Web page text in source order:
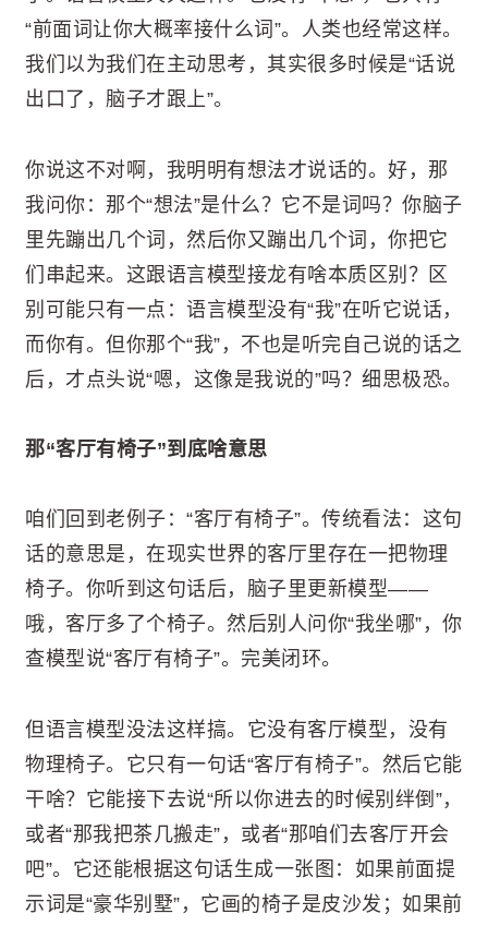
“前面词让你大概率接什么词”。人类也经常这样。
我们以为我们在主动思考，其实很多时候是“话说
出口了，脑子才跟上”。
你说这不对啊，我明明有想法才说话的。好，那
我问你：那个“想法”是什么？它不是词吗？你脑子
里先蹦出几个词，然后你又蹦出几个词，你把它
们串起来。这跟语言模型接龙有啥本质区别？区
别可能只有一点：语言模型没有“我”在听它说话，
而你有。但你那个“我”，不也是听完自己说的话之
后，才点头说“嗯，这像是我说的”吗？细思极恐。
那“客厅有椅子”到底啥意思
咱们回到老例子：“客厅有椅子”。传统看法：这句
话的意思是，在现实世界的客厅里存在一把物理
椅子。你听到这句话后，脑子里更新模型——
哦，客厅多了个椅子。然后别人问你“我坐哪”，你
查模型说“客厅有椅子”。完美闭环。
但语言模型没法这样搞。它没有客厅模型，没有
物理椅子。它只有一句话“客厅有椅子”。然后它能
干啥？它能接下去说“所以你进去的时候别绊倒”，
或者“那我把茶几搬走”，或者“那咱们去客厅开会
吧”。它还能根据这句话生成一张图：如果前面提
示词是“豪华别墅”，它画的椅子是皮沙发；如果前